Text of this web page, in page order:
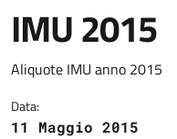
IMU 2015
Dettagli della
Aliquote IMU anno 2015
Data:
11 Maggio 2015